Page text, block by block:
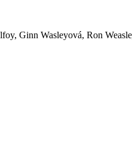
Ginn Wasleyová, Ron